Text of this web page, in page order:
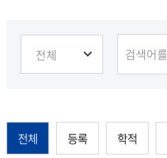
전체 등록 학적